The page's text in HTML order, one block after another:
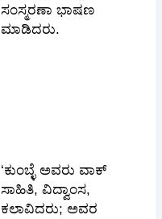
ಸಂಸ್ಮರಣಾ ಭಾಷಣ
ಮಾಡಿದರು.
‘ಕುಂಬ್ಳೆ ಅವರು ವಾಕ್
ಸಾಹಿತಿ, ವಿದ್ವಾಂಸ,
ಕಲಾವಿದರು; ಅವರ